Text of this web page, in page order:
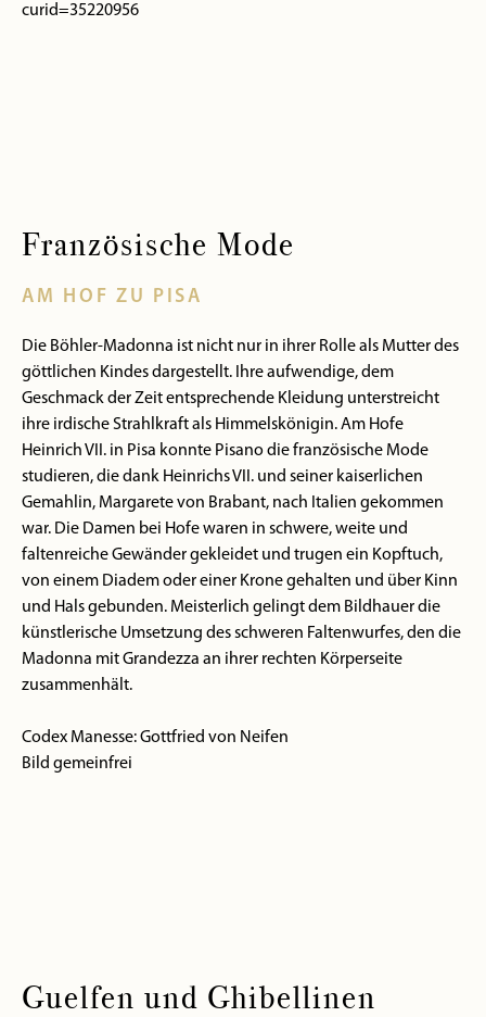
curid=35220956
Französische Mode
AM HOF ZU PISA
Die Böhler-Madonna ist nicht nur in ihrer Rolle als Mutter des
göttlichen Kindes dargestellt. Ihre aufwendige, dem
Geschmack der Zeit entsprechende Kleidung unterstreicht
ihre irdische Strahlkraft als Himmelskönigin. Am Hofe
Heinrich VII. in Pisa konnte Pisano die französische Mode
studieren, die dank Heinrichs VII. und seiner kaiserlichen
Gemahlin, Margarete von Brabant, nach Italien gekommen
war. Die Damen bei Hofe waren in schwere, weite und
faltenreiche Gewänder gekleidet und trugen ein Kopftuch,
von einem Diadem oder einer Krone gehalten und über Kinn
und Hals gebunden. Meisterlich gelingt dem Bildhauer die
künstlerische Umsetzung des schweren Faltenwurfes, den die
Madonna mit Grandezza an ihrer rechten Körperseite
zusammenhält.
Codex Manesse: Gottfried von Neifen
Bild gemeinfrei
Guelfen und Ghibellinen